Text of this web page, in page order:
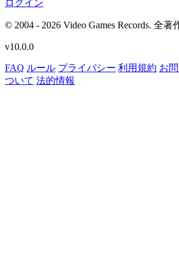
ログイン
© 2004 - 2026 Video Games Records. 全著
v10.0.0
FAQ ルール プライバシー 利用規約 お
ついて 法的情報